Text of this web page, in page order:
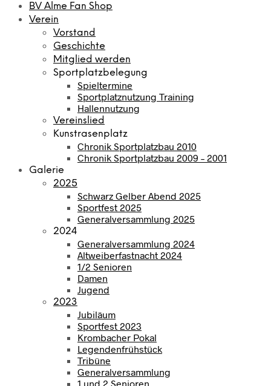
BV Alme Fan Shop
Verein
Vorstand
Geschichte
Mitglied werden
Sportplatzbelegung
Spieltermine
Sportplatznutzung Training
Hallennutzung
Vereinslied
Kunstrasenplatz
Chronik Sportplatzbau 2010
Chronik Sportplatzbau 2009 – 2001
Galerie
2025
Schwarz Gelber Abend 2025
Sportfest 2025
Generalversammlung 2025
2024
Generalversammlung 2024
Altweiberfastnacht 2024
1/2 Senioren
Damen
Jugend
2023
Jubiläum
Sportfest 2023
Krombacher Pokal
Legendenfrühstück
Tribüne
Generalversammlung
1 und 2 Senioren